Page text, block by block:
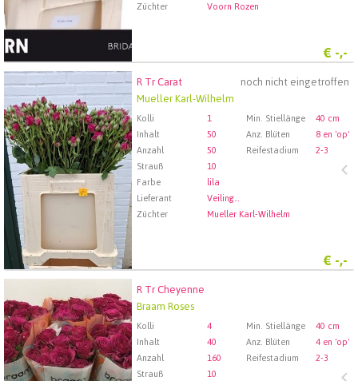
Züchter
Voorn Rozen
€ -,-
noch nicht eingetroffen
R Tr Carat
Mueller Karl-Wilhelm
Kolli 1 Min. Stiellänge
40 cm
Inhalt
50 Anz. Blüten
8 en 'op'
Anzahl
50 Reifestadium
2-3
Strauß
10
Farbe
lila
Lieferant
Veiling Rhein-Maas GmbH & Co. KG
Züchter
Mueller Karl-Wilhelm
€ -,-
R Tr Carat
Wählen Sie zuerst ein Abfartdatum.
R Tr Cheyenne
Braam Roses
Kolli 4 Min. Stiellänge
40 cm
Inhalt
40 Anz. Blüten
4 en 'op'
Anzahl
160 Reifestadium
2-3
Strauß
10
R Tr Cheyenne
Wählen Sie zuerst ein Abfartdatum.